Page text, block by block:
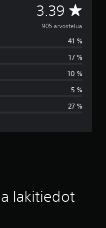
3.39 K
e
s
k
a
v
.
905 arvostelua
41 %
17 %
10 %
5 %
27 %
lakitiedot